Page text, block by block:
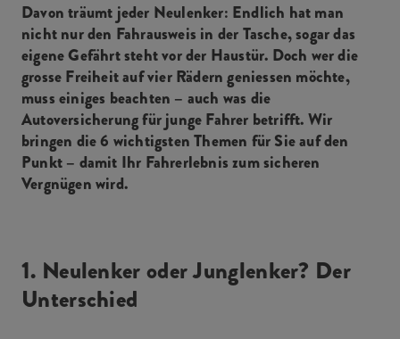
Davon träumt jeder Neulenker: Endlich hat man
nicht nur den Fahrausweis in der Tasche, sogar das
eigene Gefährt steht vor der Haustür. Doch wer die
grosse Freiheit auf vier Rädern geniessen möchte,
muss einiges beachten – auch was die
Autoversicherung für junge Fahrer betrifft. Wir
bringen die 6 wichtigsten Themen für Sie auf den
Punkt – damit Ihr Fahrerlebnis zum sicheren
Vergnügen wird.
1. Neulenker oder Junglenker? Der
Unterschied